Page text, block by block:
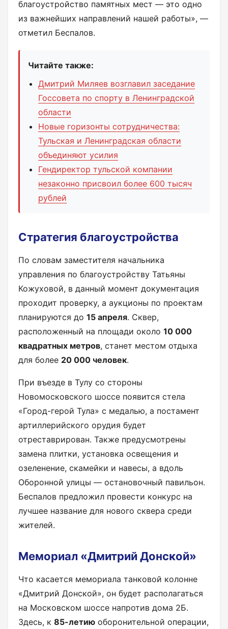
благоустройство памятных мест — это одно
из важнейших направлений нашей работы», —
отметил Беспалов.
Читайте также:
Дмитрий Миляев возглавил заседание
Госсовета по спорту в Ленинградской
области
Новые горизонты сотрудничества:
Тульская и Ленинградская области
объединяют усилия
Гендиректор тульской компании
незаконно присвоил более 600 тысяч
рублей
Стратегия благоустройства
По словам заместителя начальника
управления по благоустройству Татьяны
Кожуховой, в данный момент документация
проходит проверку, а аукционы по проектам
планируются до 15 апреля. Сквер,
расположенный на площади около 10 000
квадратных метров, станет местом отдыха
для более 20 000 человек.
При въезде в Тулу со стороны
Новомосковского шоссе появится стела
«Город-герой Тула» с медалью, а постамент
артиллерийского орудия будет
отреставрирован. Также предусмотрены
замена плитки, установка освещения и
озеленение, скамейки и навесы, а вдоль
Оборонной улицы — остановочный павильон.
Беспалов предложил провести конкурс на
лучшее название для нового сквера среди
жителей.
Мемориал «Дмитрий Донской»
Что касается мемориала танковой колонне
«Дмитрий Донской», он будет располагаться
на Московском шоссе напротив дома 2Б.
Здесь, к 85-летию оборонительной операции,